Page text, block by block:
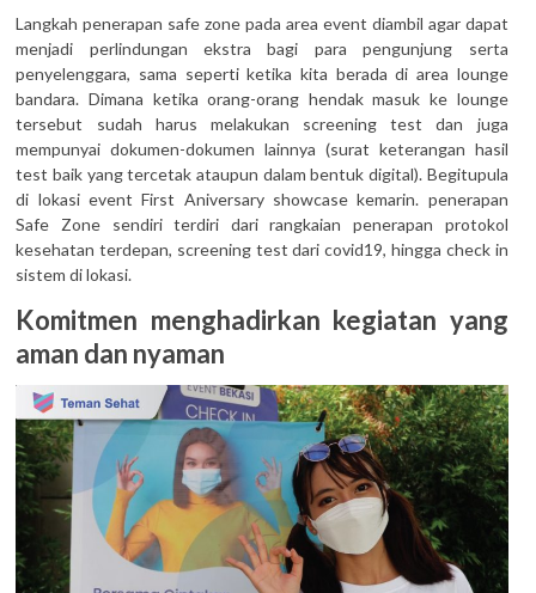
Langkah penerapan safe zone pada area event diambil agar dapat
menjadi perlindungan ekstra bagi para pengunjung serta
penyelenggara, sama seperti ketika kita berada di area lounge
bandara. Dimana ketika orang-orang hendak masuk ke lounge
tersebut sudah harus melakukan screening test dan juga
mempunyai dokumen-dokumen lainnya (surat keterangan hasil
test baik yang tercetak ataupun dalam bentuk digital). Begitupula
di lokasi event First Aniversary showcase kemarin. penerapan
Safe Zone sendiri terdiri dari rangkaian penerapan protokol
kesehatan terdepan, screening test dari covid19, hingga check in
sistem di lokasi.
Komitmen menghadirkan kegiatan yang
aman dan nyaman